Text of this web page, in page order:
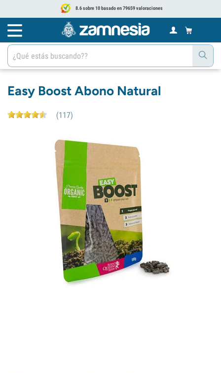
8.6 sobre 10 basado en 79659 valoraciones
Easy Boost Abono Natural
(117)